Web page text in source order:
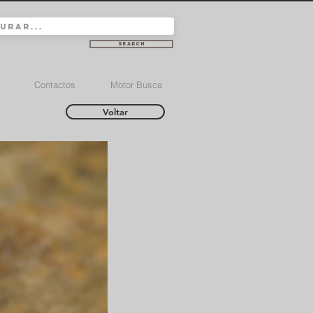
Search
Contactos Motor Busca
Voltar